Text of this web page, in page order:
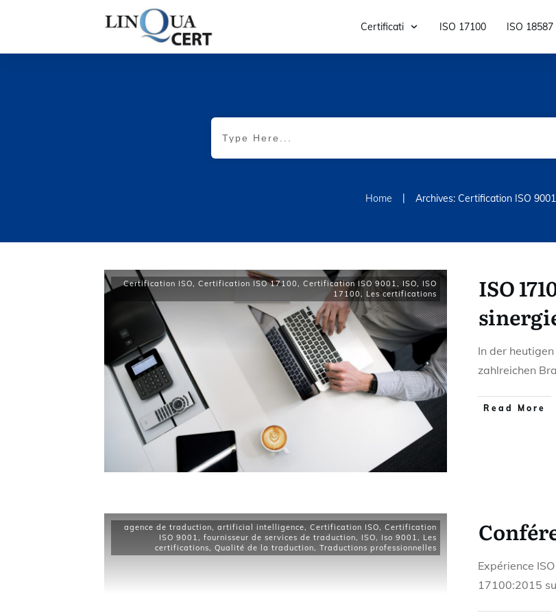
Certificati ISO 17100 ISO 18587
Home Archives: Certification ISO 9001
Certification ISO, Certification ISO 17100, Certification ISO 9001,ISO, ISO
17100, Les certifications
ISO
In der
zahlreichen
Read More
agence de traduction, artificial intelligence, Certification ISO, Certification
ISO 9001, fournisseur de services de traduction, ISO, Iso 9001, Les
certifications, Qualité de la traduction, Traductions professionnelles
Expérience
17100:2015